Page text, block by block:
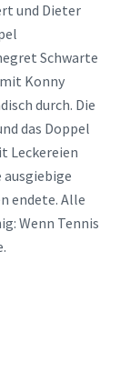
und Dieter
Schwarte
Konny
durch. Die
das Doppel
Leckereien
endete. Alle
Wenn Tennis